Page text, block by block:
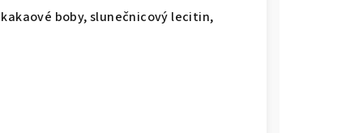
boby, slunečnicový lecitin,